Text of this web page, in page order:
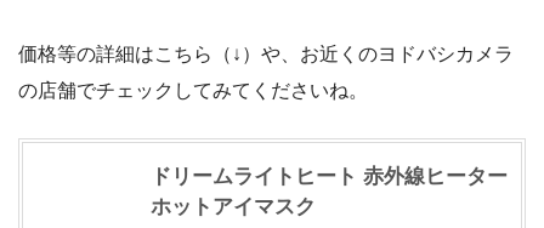
価格等の詳細はこちら（↓）や、お近くのヨドバシカメラ
の店舗でチェックしてみてくださいね。
ドリームライトヒート 赤外線ヒーター
ホットアイマスク